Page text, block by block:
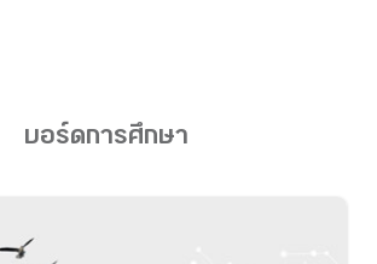
บอร์ดการศึกษา